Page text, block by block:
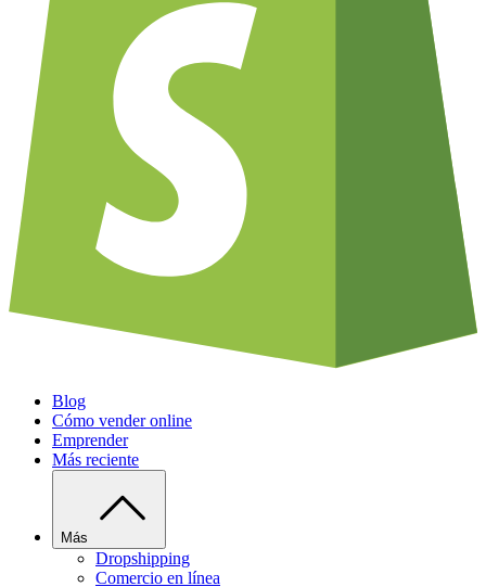
Blog
Cómo vender online
Emprender
Más reciente
Más
Dropshipping
Comercio en línea